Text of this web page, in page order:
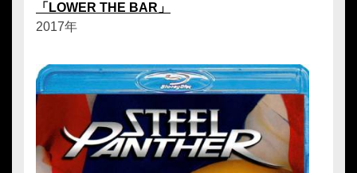
「LOWER THE BAR」
2017年